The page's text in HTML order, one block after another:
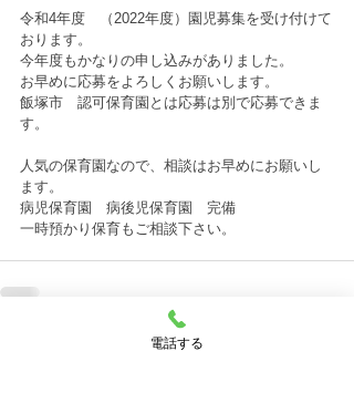
令和4年度　（2022年度）園児募集を受け付けて
おります。
今年度もかなりの申し込みがありました。
お早めに応募をよろしくお願いします。
飯塚市　認可保育園とは応募は別で応募できま
す。
人気の保育園なので、相談はお早めにお願いし
ます。
病児保育園　病後児保育園　完備
一時預かり保育もご相談下さい。
電話する